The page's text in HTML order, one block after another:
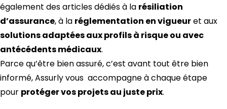
également des articles dédiés à la résiliation
d’assurance, à la réglementation en vigueuret aux
solutions adaptées aux profils à risque ou avec
antécédents médicaux.
Parce qu’être bien assuré, c’est avant tout être bien
informé, Assurly vous accompagne à chaque étape
pour protéger vos projets au juste prix.